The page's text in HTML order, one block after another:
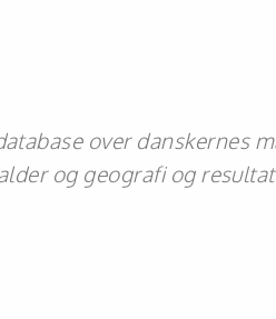
over danskernes
og geografi og